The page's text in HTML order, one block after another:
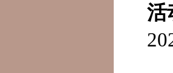
活